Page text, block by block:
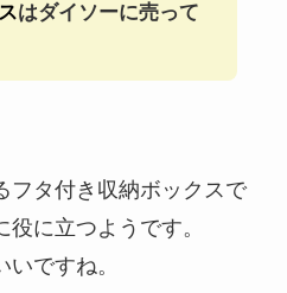
はダイソーに売って
フタ付き収納ボックスで
に立つようです。
ですね。